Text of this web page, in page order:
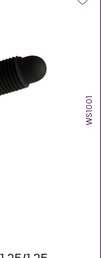
WS1001